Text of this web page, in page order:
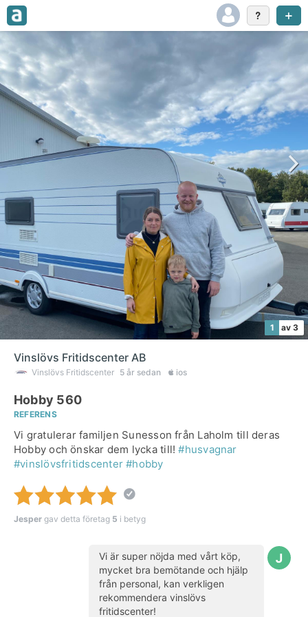
1 av 3
Vinslövs Fritidscenter AB
Vinslövs Fritidscenter 5 år sedan ios
Hobby 560
REFERENS
Vi gratulerar familjen Sunesson från Laholm till deras
Hobby och önskar dem lycka till!#husvagnar
#vinslövsfritidscenter #hobby
Jesper gav detta företag 5 i betyg
Vi är super nöjda med vårt köp,
mycket bra bemötande och hjälp
från personal, kan verkligen
rekommendera vinslövs
fritidscenter!